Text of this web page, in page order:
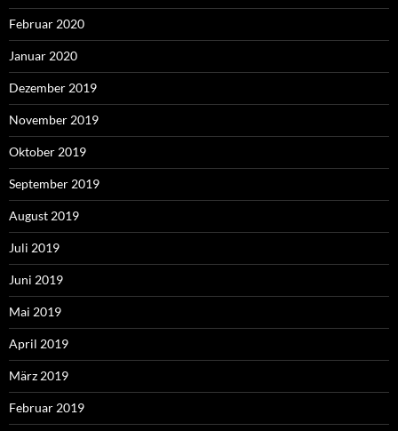
Februar 2020
Januar 2020
Dezember 2019
November 2019
Oktober 2019
September 2019
August 2019
Juli 2019
Juni 2019
Mai 2019
April 2019
März 2019
Februar 2019